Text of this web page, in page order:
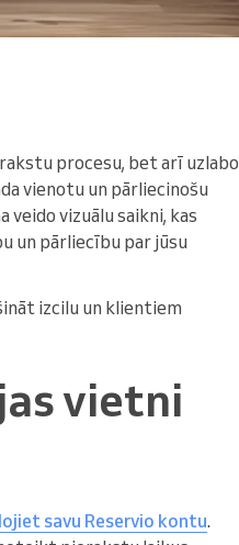
procesu, bet arī uzlabo
vienotu un pārliecinošu
vizuālu saikni, kas
un pārliecību par jūsu
izcilu un klientiem
vietni
savu Reservio kontu.